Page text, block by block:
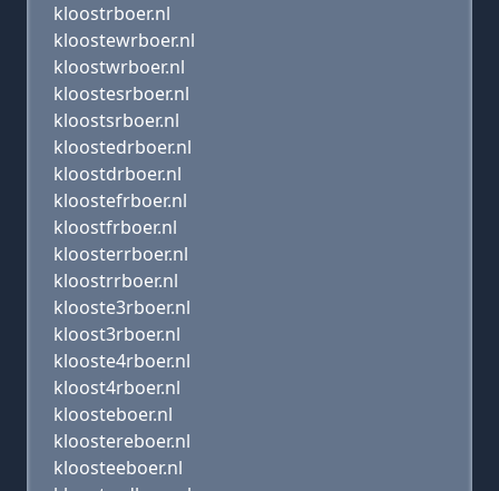
kloostrboer.nl
kloostewrboer.nl
kloostwrboer.nl
kloostesrboer.nl
kloostsrboer.nl
kloostedrboer.nl
kloostdrboer.nl
kloostefrboer.nl
kloostfrboer.nl
kloosterrboer.nl
kloostrrboer.nl
klooste3rboer.nl
kloost3rboer.nl
klooste4rboer.nl
kloost4rboer.nl
kloosteboer.nl
kloostereboer.nl
kloosteeboer.nl